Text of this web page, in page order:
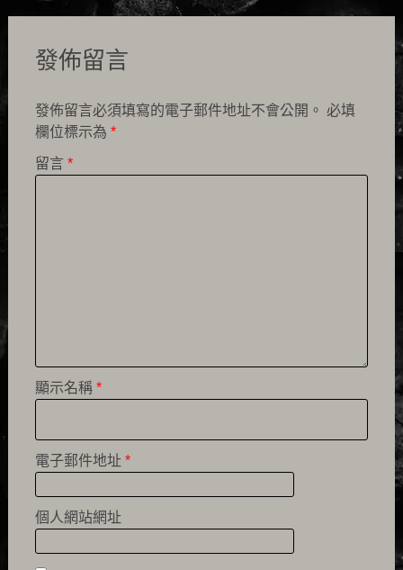
發佈留言
發佈留言必須填寫的電子郵件地址不會公開。 必填
欄位標示為 *
留言 *
顯示名稱 *
電子郵件地址 *
個人網站網址